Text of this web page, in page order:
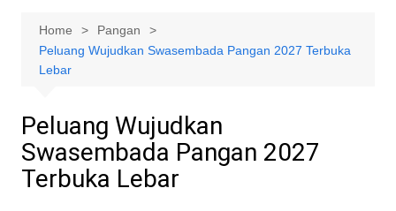
Home
Pangan
Peluang Wujudkan Swasembada Pangan 2027 Terbuka
Lebar
Peluang Wujudkan
Swasembada Pangan 2027
Terbuka Lebar